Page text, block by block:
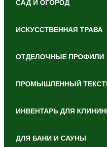
САД И ОГОРОД
ИСКУССТВЕННАЯ ТРАВА
ОТДЕЛОЧНЫЕ ПРОФИЛИ
ПРОМЫШЛЕННЫЙ
ИНВЕНТАРЬ ДЛЯ
ДЛЯ БАНИ И САУНЫ